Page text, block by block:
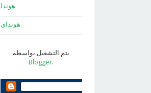
هوندا
هونداي
يتم التشغيل بواسطة
Blogger.